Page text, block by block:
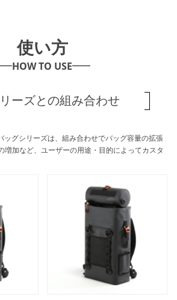
使い方
HOW TO USE
ーズとの組み合わせ
ッグシリーズは、組み合わせでバッグ容量の拡張
増加など、ユーザーの用途・目的によってカスタ